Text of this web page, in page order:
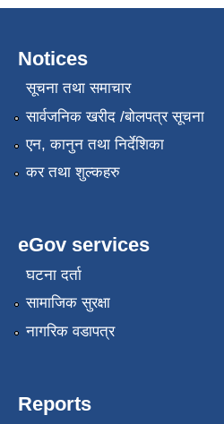
Notices
सूचना तथा समाचार
सार्वजनिक खरीद /बोलपत्र सूचना
एन, कानुन तथा निर्देशिका
कर तथा शुल्कहरु
eGov services
घटना दर्ता
सामाजिक सुरक्षा
नागरिक वडापत्र
Reports